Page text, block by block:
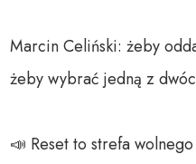
Marcin Celiński: żeby
żeby wybrać jedną z
📣 Reset to strefa